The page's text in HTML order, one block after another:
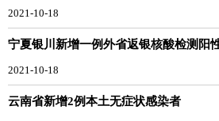
2021-10-18
宁夏银川新增一例外省返银核酸检测阳
2021-10-18
云南省新增2例本土无症状感染者